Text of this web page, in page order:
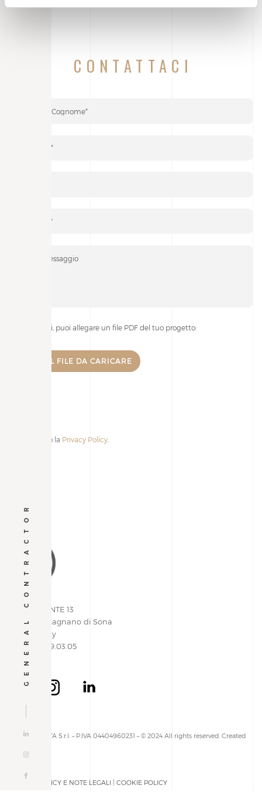
GENERAL CONTRACTOR
VIA PIEMONTE 13
37060 | Lugagnano di Sona
Verona, Italy
ALLESTIMENTA S.r.l. – P.IVA 04404960231 – © 2024 All rights reserved. Created
PRIVACY POLICY E NOTE LEGALI